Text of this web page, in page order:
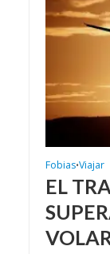
Fobias•Viajar
EL